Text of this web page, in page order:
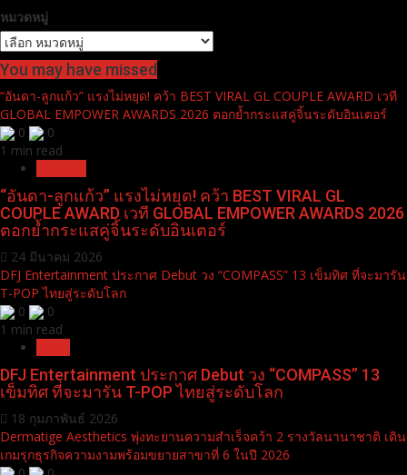
twitter
Tweets by aniceentertain
Category
หมวดหมู่
You may have missed
“อันดา-ลูกแก้ว” แรงไม่หยุด! คว้า BEST VIRAL GL COUPLE AWARD เวที
GLOBAL EMPOWER AWARDS 2026 ตอกย้ำกระแสคู่จิ้นระดับอินเตอร์
0
1 min read
Pr News
“อันดา-ลูกแก้ว” แรงไม่หยุด! คว้า BEST VIRAL GL
COUPLE AWARD เวที GLOBAL EMPOWER AWARDS 2026
ตอกย้ำกระแสคู่จิ้นระดับอินเตอร์
24 มีนาคม 2026
DFJ Entertainment ประกาศ Debut วง “COMPASS” 13 เข็มทิศ ที่จะมารัน
T-POP ไทยสู่ระดับโลก
0
0
1 min read
News